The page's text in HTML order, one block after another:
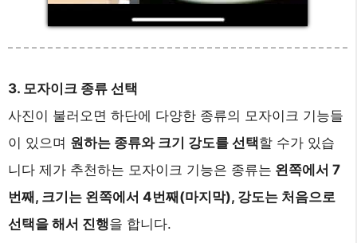
3. 모자이크 종류 선택
사진이 불러오면 하단에 다양한 종류의 모자이크 기능들
이 있으며 원하는 종류와 크기 강도를 선택할 수가 있습
니다 제가 추천하는 모자이크 기능은 종류는 왼쪽에서 7
번째, 크기는 왼쪽에서 4번째(마지막), 강도는 처음으로
선택을 해서 진행을 합니다.